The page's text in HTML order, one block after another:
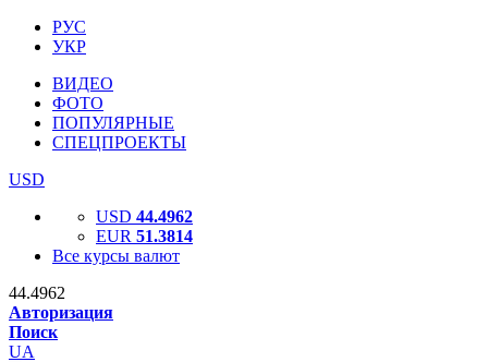
РУС
УКР
ВИДЕО
ФОТО
ПОПУЛЯРНЫЕ
СПЕЦПРОЕКТЫ
USD
USD 44.4962
EUR 51.3814
Все курсы валют
44.4962
Авторизация
Поиск
UA